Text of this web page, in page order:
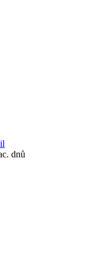
dnů